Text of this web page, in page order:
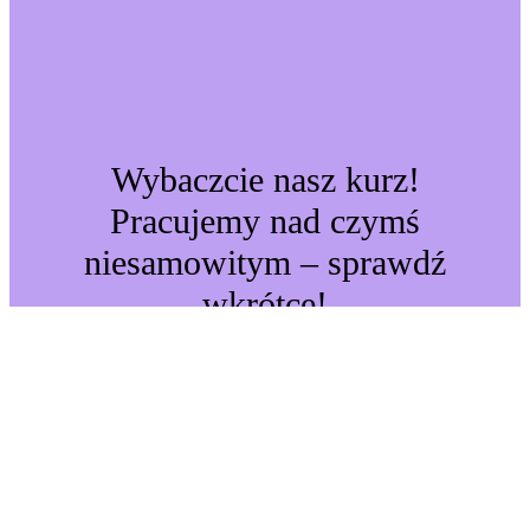
Wybaczcie nasz kurz!
Pracujemy nad czymś
niesamowitym – sprawdź
wkrótce!